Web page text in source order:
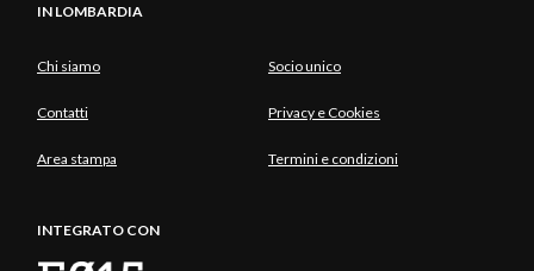
IN LOMBARDIA
Chi siamo Socio unico
Contatti Privacy e Cookies
Area stampa Termini e condizioni
INTEGRATO CON